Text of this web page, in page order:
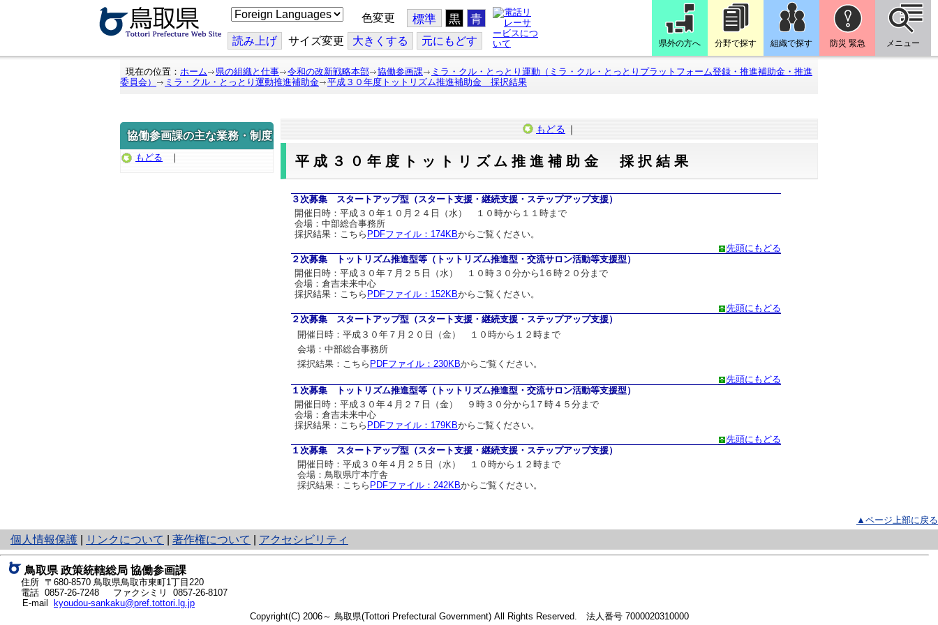
こ
の
ジ
を
翻
訳
色変更 標準 黒 青
読み上げ サイズ変更 大きくする 元にもどす 県外の方へ 分野で探す 組織で探す 防災 緊急 メニュー
現在の位置： ホーム 県の組織と仕事 令和の改新戦略本部 協働参画課
ミラ・クル・とっとり運動（ミラ・クル・とっとりプラットフォーム登録・推進補助金・推進
委員会）
ミラ・クル・とっとり運動推進補助金 平成３０年度トットリズム推進補助金 採択結果
協働参画課の主な業務・制度
もどる ｜
もどる ｜
平成３０年度トットリズム推進補助金 採択結果
３次募集 スタートアップ型（スタート支援・継続支援・ステップアップ支援）
開催日時：平成３０年１０月２４日（水） １０時から１１時まで
会場：中部総合事務所
採択結果：こちら PDFファイル：174KBからご覧ください。
先頭にもどる
２次募集 トットリズム推進型等（トットリズム推進型・交流サロン活動等支援型）
開催日時：平成３０年７月２５日（水） １０時３０分から1６時２０分まで
会場：倉吉未来中心
採択結果：こちら PDFファイル：152KBからご覧ください。
先頭にもどる
２次募集 スタートアップ型（スタート支援・継続支援・ステップアップ支援）
開催日時：平成３０年７月２０日（金） １０時から１２時まで
会場：中部総合事務所
採択結果：こちら PDFファイル：230KBからご覧ください。
先頭にもどる
１次募集 トットリズム推進型等（トットリズム推進型・交流サロン活動等支援型）
開催日時：平成３０年４月２７日（金） ９時３０分から1７時４５分まで
会場：倉吉未来中心
採択結果：こちら PDFファイル：179KBからご覧ください。
先頭にもどる
１次募集 スタートアップ型（スタート支援・継続支援・ステップアップ支援）
開催日時：平成３０年４月２５日（水） １０時から１２時まで
会場：鳥取県庁本庁舎
採択結果：こちら PDFファイル：242KBからご覧ください。
▲ページ上部に戻る
個人情報保護
と
り
ネ
ッ
ト
へ
リンクについて 著作権について アクセシビリティ
鳥取県 政策統轄総局 協働参画課
住所 〒680-8570 鳥取県鳥取市東町1丁目220
電話 0857-26-7248
ファクシミリ 0857-26-8107
E-mail
kyoudou-sankaku@pref.tottori.lg.jp
Copyright(C) 2006～ 鳥取県(Tottori Prefectural Government) All Rights Reserved. 法人番号 7000020310000